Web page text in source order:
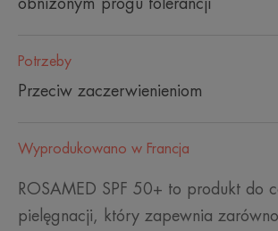
obniżonym progu tolerancji
Potrzeby
Przeciw zaczerwienieniom
Wyprodukowano w Francja
ROSAMED SPF 50+ to produkt do
pielęgnacji, który zapewnia zarówno